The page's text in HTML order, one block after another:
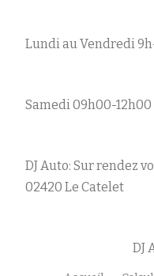
Lundi au Vendredi
Samedi 09h00-12h00
DJ Auto: Sur rendez
02420 Le Catelet
DJ